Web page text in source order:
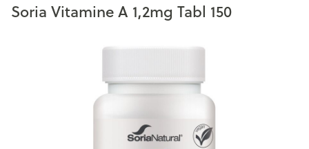
Soria Vitamine A 1,2mg Tabl 150